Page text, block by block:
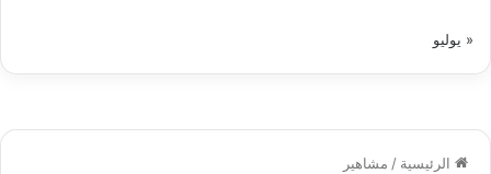
« يوليو